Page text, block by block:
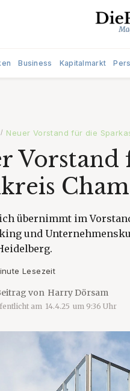
Business Kapitalmarkt
/ Neuer Vorstand für die
Vorstand
Cham
übernimmt im
und
Lesezeit
von Harry Dörsam
am 14.4.25 um 9:36 Uhr